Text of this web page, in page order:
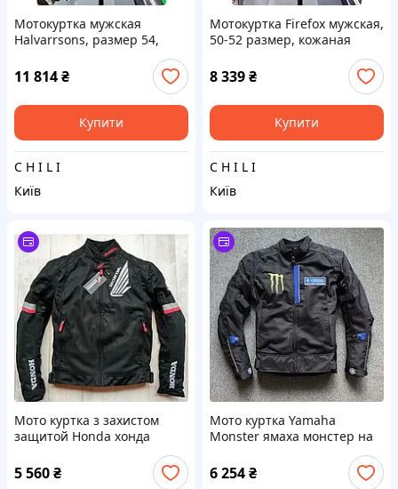
Мотокуртка мужская
Halvarrsons, размер 54,
11 814₴
Купити
C H I L I
Київ
Мотокуртка Firefox мужская,
50-52 размер, кожаная
8 339₴
Купити
C H I L I
Київ
Мото куртка з захистом
защитой Honda хонда
5 560₴
Мото куртка Yamaha
Monster ямаха монстер на
6 254₴